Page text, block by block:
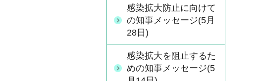
感染拡大防止に向けて
の知事メッセージ(5月
28日)
感染拡大を阻止するた
めの知事メッセージ(5